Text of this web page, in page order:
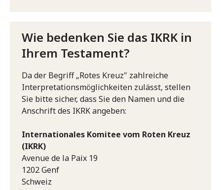
Wie bedenken Sie das IKRK in
Ihrem Testament?
Da der Begriff „Rotes Kreuz" zahlreiche
Interpretationsmöglichkeiten zulässt, stellen
Sie bitte sicher, dass Sie den Namen und die
Anschrift des IKRK angeben:
Internationales Komitee vom Roten Kreuz
(IKRK)
Avenue de la Paix 19
1202 Genf
Schweiz